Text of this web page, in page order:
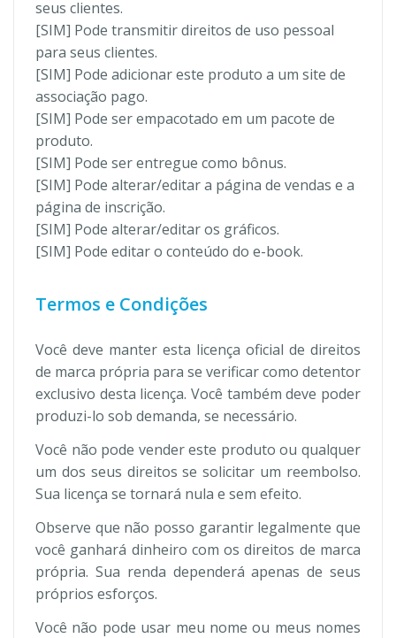
seus clientes.
[SIM] Pode transmitir direitos de uso pessoal
para seus clientes.
[SIM] Pode adicionar este produto a um site de
associação pago.
[SIM] Pode ser empacotado em um pacote de
produto.
[SIM] Pode ser entregue como bônus.
[SIM] Pode alterar/editar a página de vendas e a
página de inscrição.
[SIM] Pode alterar/editar os gráficos.
[SIM] Pode editar o conteúdo do e-book.
Termos e Condições
Você deve manter esta licença oficial de direitos
de marca própria para se verificar como detentor
exclusivo desta licença. Você também deve poder
produzi-lo sob demanda, se necessário.
Você não pode vender este produto ou qualquer
um dos seus direitos se solicitar um reembolso.
Sua licença se tornará nula e sem efeito.
Observe que não posso garantir legalmente que
você ganhará dinheiro com os direitos de marca
própria. Sua renda dependerá apenas de seus
próprios esforços.
Você não pode usar meu nome ou meus nomes